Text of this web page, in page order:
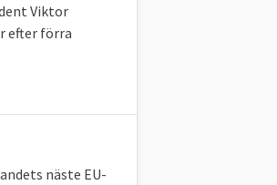
Viktor
efter förra
näste EU-